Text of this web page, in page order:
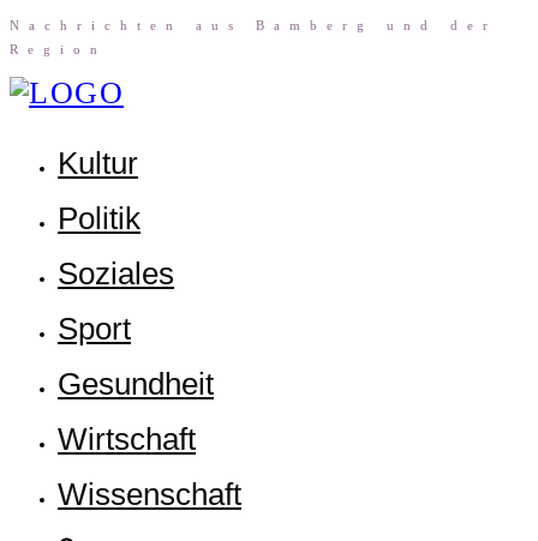
Nach­rich­ten aus Bam­berg und der
Region
Kul­tur
Poli­tik
Sozia­les
Sport
Gesund­heit
Wirt­schaft
Wis­sen­schaft